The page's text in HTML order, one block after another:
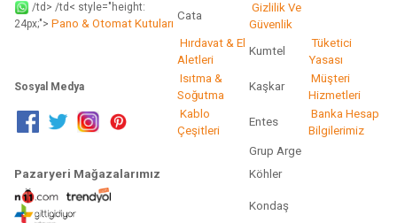
/td> /td< style="height:
24px;"> Pano & Otomat Kutuları
Cata
Gizlilik Ve
Güvenlik
Hırdavat & El
Aletleri
Kumtel
Tüketici
Yasası
Sosyal Medya
Isıtma &
Soğutma
Kaşkar
Müşteri
Hizmetleri
Kablo
Çeşitleri
Entes
Banka Hesap
Bilgilerimiz
Grup Arge
Pazaryeri Mağazalarımız
Köhler
Kondaş